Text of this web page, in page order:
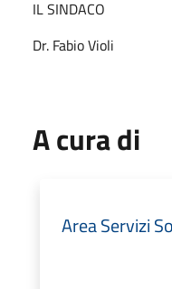
IL SINDACO
Dr. Fabio Violi
A cura di
Area Servizi